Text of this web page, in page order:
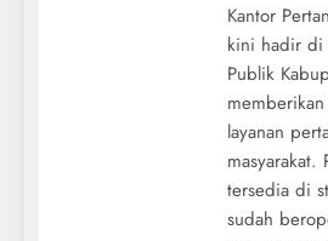
Kantor
kini hadir di
Publik
layanan
masyarakat.
tersedia di
sudah